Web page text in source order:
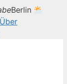
Berlin
Über